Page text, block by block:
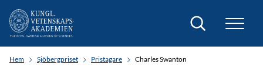
Sök
Hem Sjöbergpriset Pristagare Charles Swanton